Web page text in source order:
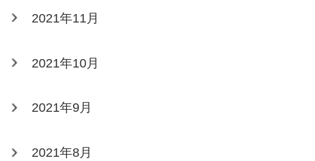
2021年11月
2021年10月
2021年9月
2021年8月